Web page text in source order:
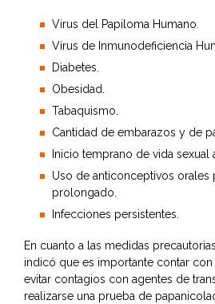
Virus del Papiloma Humano.
Virus de Inmunodeficiencia
Diabetes.
Obesidad.
Tabaquismo.
Cantidad de embarazos y de
Inicio temprano de vida sexual
Uso de anticonceptivos orales
prolongado.
Infecciones persistentes.
En cuanto a las medidas
indicó que es importante contar con
evitar contagios con agentes de
realizarse una prueba de